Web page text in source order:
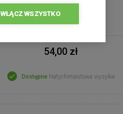
54,00 zł
Dostępne Natychmiastowa wysyłka
WŁĄCZ WSZYSTKO